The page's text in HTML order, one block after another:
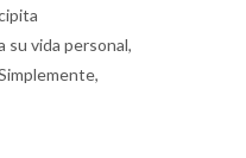
vida personal,